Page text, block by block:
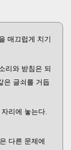
매끄럽게 치기
리와 받침은 되
은 글쇠를 거듭
리에 놓는다.
다른 문제에